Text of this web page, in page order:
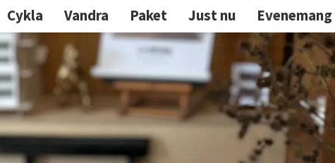
Cykla Vandra Paket Just nu Evenemang